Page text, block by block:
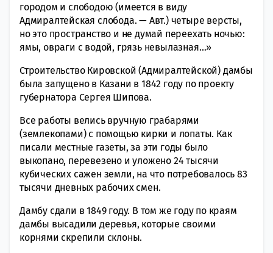
городом и слободою (имеется в виду
Адмиралтейская слобода. — Авт.) четыре версты,
но это пространство и не думай переехать ночью:
ямы, овраги с водой, грязь невылазная…»
Строительство Кировской (Адмиралтейской) дамбы
была запущено в Казани в 1842 году по проекту
губернатора Сергея Шипова.
Все работы велись вручную грабарями
(землекопами) с помощью кирки и лопаты. Как
писали местные газеты, за эти годы было
выкопано, перевезено и уложено 24 тысячи
кубических сажен земли, на что потребовалось 83
тысячи дневных рабочих смен.
Дамбу сдали в 1849 году. В том же году по краям
дамбы высадили деревья, которые своими
корнями скрепили склоны.